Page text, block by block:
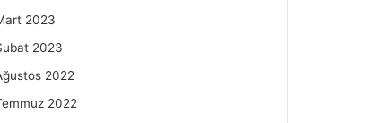
2023
2023
2022
2022